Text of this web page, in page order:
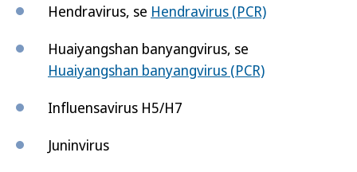
Hendravirus, se Hendravirus (PCR)
Huaiyangshan banyangvirus, se
Huaiyangshan banyangvirus (PCR)
Influensavirus H5/H7
Juninvirus